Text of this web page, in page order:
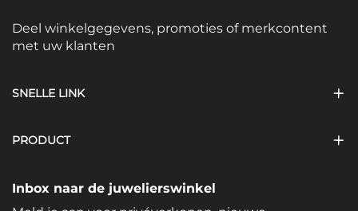
Deel winkelgegevens, promoties of merkcontent
met uw klanten
SNELLE LINK
PRODUCT
Inbox naar de juwelierswinkel